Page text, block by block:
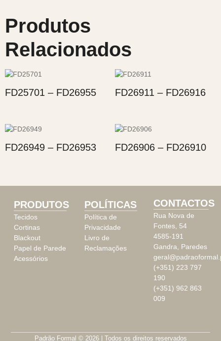
Produtos
Relacionados
FD25701 – FD26955 FD26911 – FD26916
FD26949 – FD26953 FD26906 – FD26910
PRODUTOS
Tecidos
Cortinas
Blackout
Papel de Parede
Acessórios
POLÍTICAS
Política de
Privacidade
Livro de
Reclamações
CONTACTOS
Rua Nova de
Fontes, 54
4585-191
Gandra, Paredes
(+351) 223 797
190
(+351) 962 863
009
Padrão Formal © 2026 | Todos os direitos reservados